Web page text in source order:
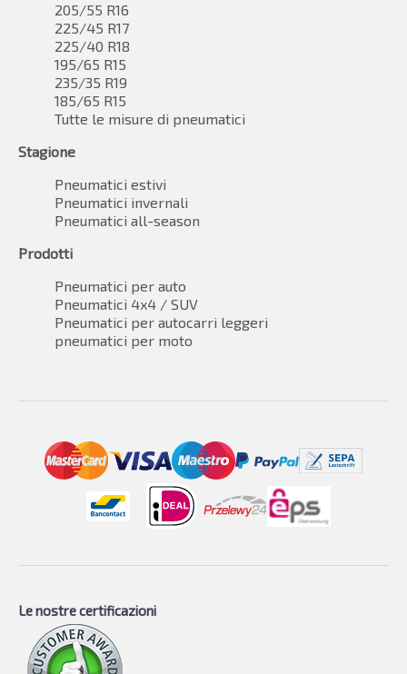
205/55 R16
225/45 R17
225/40 R18
195/65 R15
235/35 R19
185/65 R15
Tutte le misure di pneumatici
Stagione
Pneumatici estivi
Pneumatici invernali
Pneumatici all-season
Prodotti
Pneumatici per auto
Pneumatici 4x4 / SUV
Pneumatici per autocarri leggeri
pneumatici per moto
Le nostre certificazioni